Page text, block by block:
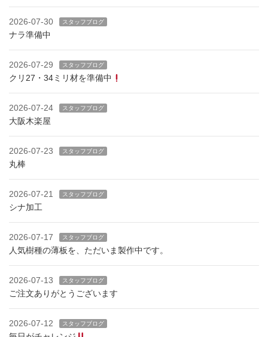
2026-07-30 スタッフブログ
ナラ準備中
2026-07-29 スタッフブログ
クリ27・34ミリ材を準備中
2026-07-24 スタッフブログ
大阪木楽屋
2026-07-23 スタッフブログ
丸棒
2026-07-21 スタッフブログ
シナ加工
2026-07-17 スタッフブログ
人気樹種の薄板を、ただいま製作中です。
2026-07-13 スタッフブログ
ご注文ありがとうございます
2026-07-12 スタッフブログ